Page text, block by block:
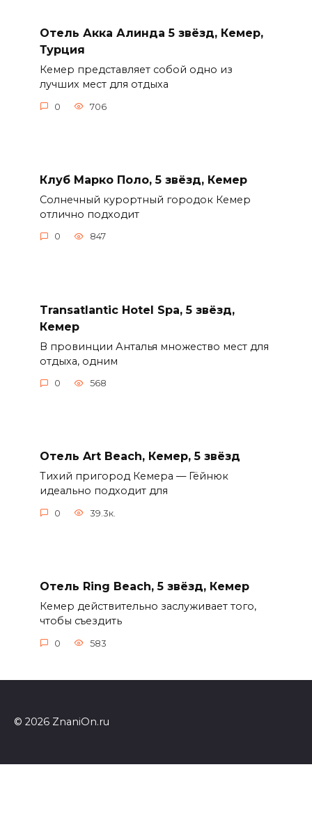
Отель Акка Алинда 5 звёзд, Кемер,
Турция
Кемер представляет собой одно из
лучших мест для отдыха
0 706
Клуб Марко Поло, 5 звёзд, Кемер
Солнечный курортный городок Кемер
отлично подходит
0 847
Transatlantic Hotel Spa, 5 звёзд,
Кемер
В провинции Анталья множество мест для
отдыха, одним
0 568
Отель Art Beach, Кемер, 5 звёзд
Тихий пригород Кемера — Гёйнюк
идеально подходит для
0 39.3к.
Отель Ring Beach, 5 звёзд, Кемер
Кемер действительно заслуживает того,
чтобы съездить
0 583
© 2026 ZnaniOn.ru